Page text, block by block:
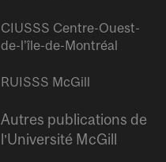
CIUSSS Centre-Ouest-
de-l’île-de-Montréal
RUISSS McGill
Autres publications de
l’Université McGill